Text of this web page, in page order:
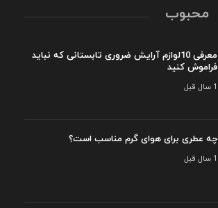
محبوب
معرفی 10لوازم آرایش ضروری تابستانی که نباید
فراموش کنید
1 سال قبل
چه عطری برای هوای گرم مناسب است؟
1 سال قبل